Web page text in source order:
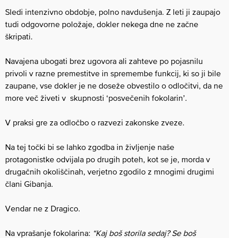
Sledi intenzivno obdobje, polno navdušenja. Z leti ji zaupajo
tudi odgovorne položaje, dokler nekega dne ne začne
škripati.
Navajena ubogati brez ugovora ali zahteve po pojasnilu
privoli v razne premestitve in spremembe funkcij, ki so ji bile
zaupane, vse dokler je ne doseže obvestilo o odločitvi, da ne
more več živeti v skupnosti ‘posvečenih fokolarin’.
V praksi gre za odločbo o razvezi zakonske zveze.
Na tej točki bi se lahko zgodba in življenje naše
protagonistke odvijala po drugih poteh, kot se je, morda v
drugačnih okoliščinah, verjetno zgodilo z mnogimi drugimi
člani Gibanja.
Vendar ne z Dragico.
Na vprašanje fokolarina: “Kaj boš storila sedaj? Se boš